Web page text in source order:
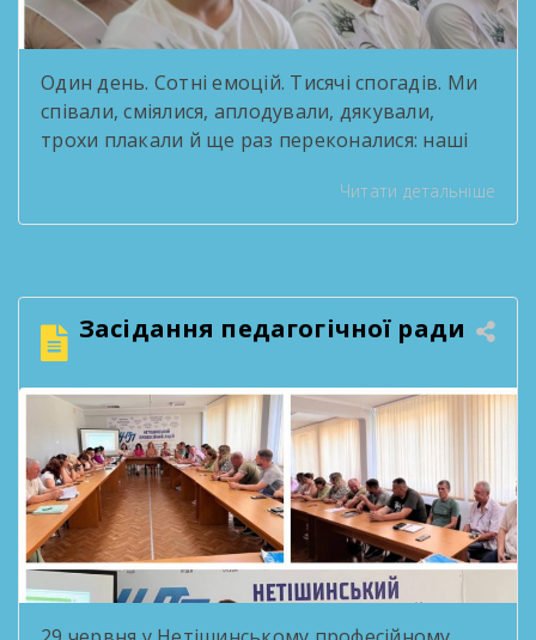
Один день. Сотні емоцій. Тисячі спогадів. Ми
співали, сміялися, аплодували, дякували,
трохи плакали й ще раз переконалися: наші
навчання вони стали серцем творчих
проєктів, переможцями конкурсів, активними
перемоги. Але […]
Читати детальніше
Засідання педагогічної ради